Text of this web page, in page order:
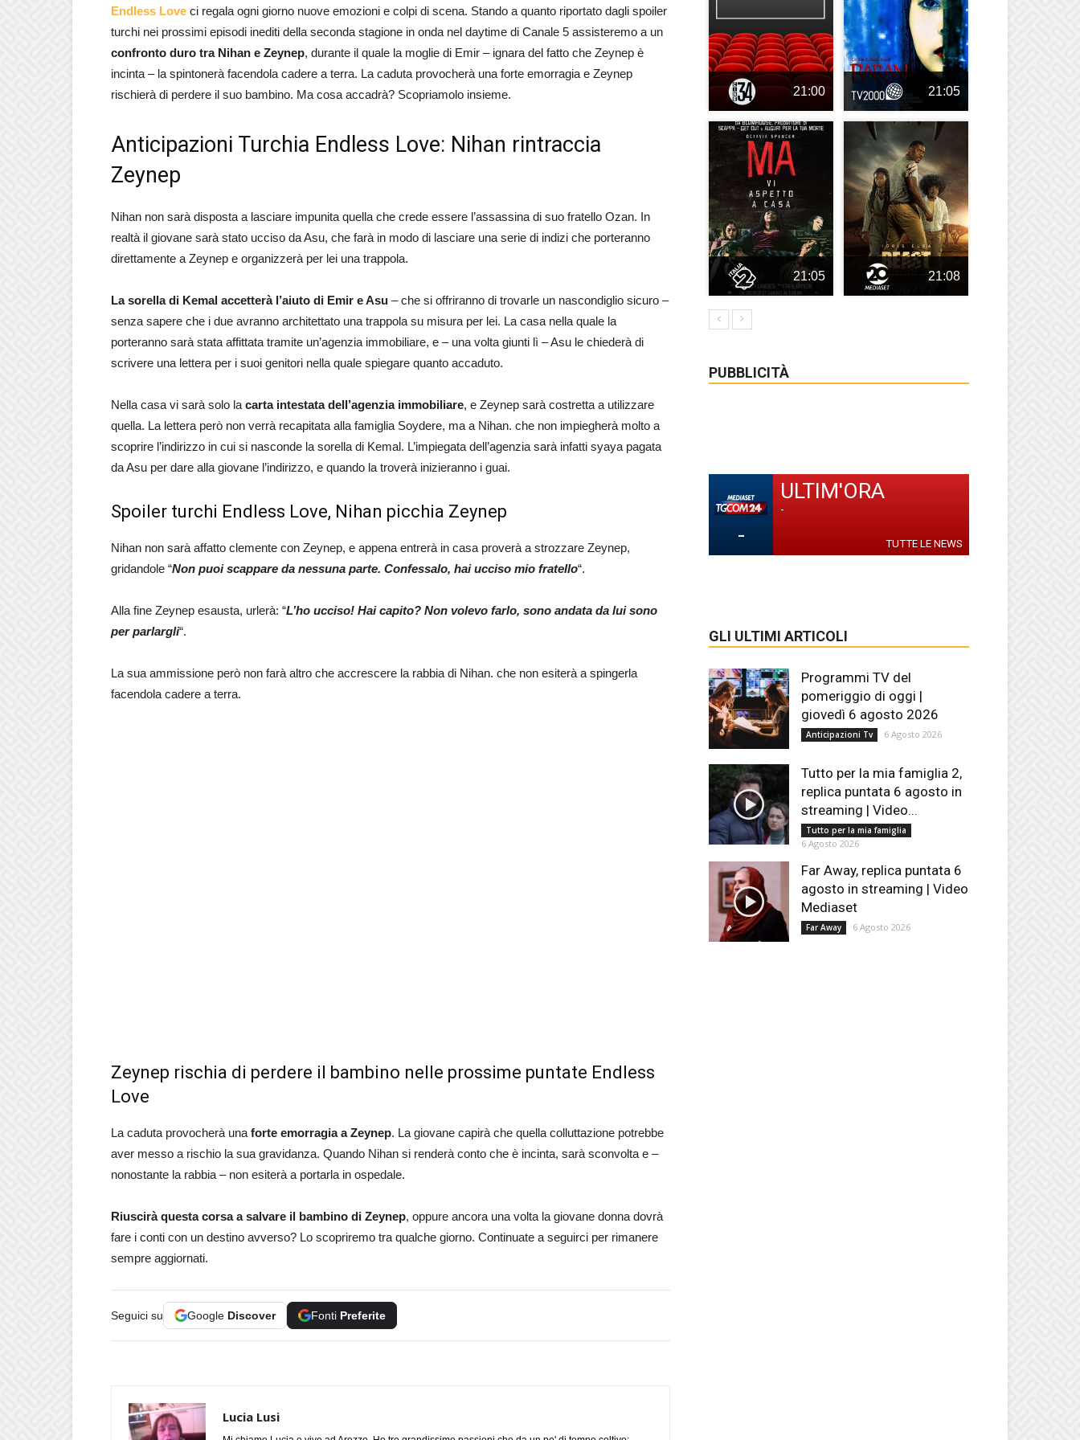
Endless Love ci regala ogni giorno nuove emozioni e colpi di scena. Stando a quanto riportato dagli spoiler
turchi nei prossimi episodi inediti della seconda stagione in onda nel daytime di Canale 5 assisteremo a un
confronto duro tra Nihan e Zeynep, durante il quale la moglie di Emir – ignara del fatto che Zeynep è
incinta – la spintonerà facendola cadere a terra. La caduta provocherà una forte emorragia e Zeynep
rischierà di perdere il suo bambino. Ma cosa accadrà? Scopriamolo insieme.
Anticipazioni Turchia Endless Love: Nihan rintraccia
Zeynep
Nihan non sarà disposta a lasciare impunita quella che crede essere l’assassina di suo fratello Ozan. In
realtà il giovane sarà stato ucciso da Asu, che farà in modo di lasciare una serie di indizi che porteranno
direttamente a Zeynep e organizzerà per lei una trappola.
La sorella di Kemal accetterà l’aiuto di Emir e Asu – che si offriranno di trovarle un nascondiglio sicuro –
senza sapere che i due avranno architettato una trappola su misura per lei. La casa nella quale la
porteranno sarà stata affittata tramite un’agenzia immobiliare, e – una volta giunti lì – Asu le chiederà di
scrivere una lettera per i suoi genitori nella quale spiegare quanto accaduto.
Nella casa vi sarà solo la carta intestata dell’agenzia immobiliare, e Zeynep sarà costretta a utilizzare
quella. La lettera però non verrà recapitata alla famiglia Soydere, ma a Nihan. che non impiegherà molto a
scoprire l’indirizzo in cui si nasconde la sorella di Kemal. L’impiegata dell’agenzia sarà infatti syaya pagata
da Asu per dare alla giovane l’indirizzo, e quando la troverà inizieranno i guai.
Spoiler turchi Endless Love, Nihan picchia Zeynep
Nihan non sarà affatto clemente con Zeynep, e appena entrerà in casa proverà a strozzare Zeynep,
gridandole “Non puoi scappare da nessuna parte. Confessalo, hai ucciso mio fratello“.
Alla fine Zeynep esausta, urlerà: “L’ho ucciso! Hai capito? Non volevo farlo, sono andata da lui sono
per parlargli“.
La sua ammissione però non farà altro che accrescere la rabbia di Nihan. che non esiterà a spingerla
facendola cadere a terra.
Zeynep rischia di perdere il bambino nelle prossime puntate Endless
Love
La caduta provocherà una forte emorragia a Zeynep. La giovane capirà che quella colluttazione potrebbe
aver messo a rischio la sua gravidanza. Quando Nihan si renderà conto che è incinta, sarà sconvolta e –
nonostante la rabbia – non esiterà a portarla in ospedale.
Riuscirà questa corsa a salvare il bambino di Zeynep, oppure ancora una volta la giovane donna dovrà
fare i conti con un destino avverso? Lo scopriremo tra qualche giorno. Continuate a seguirci per rimanere
sempre aggiornati.
Seguici su Google Discover Fonti Preferite
Lucia Lusi
21:00 21:05
21:05 21:08
PUBBLICITÀ
-
ULTIM'ORA
-
TUTTE LE NEWS
GLI ULTIMI ARTICOLI
Programmi TV del
pomeriggio di oggi |
giovedì 6 agosto 2026
Anticipazioni Tv 6 Agosto 2026
Tutto per la mia famiglia 2,
replica puntata 6 agosto in
streaming | Video...
Tutto per la mia famiglia
6 Agosto 2026
Far Away, replica puntata 6
agosto in streaming | Video
Mediaset
Far Away 6 Agosto 2026